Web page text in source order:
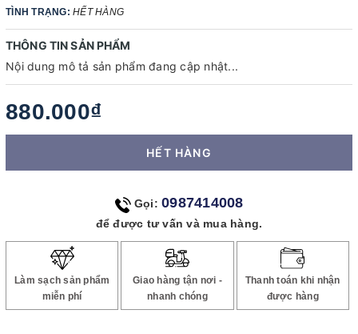
TÌNH TRẠNG: HẾT HÀNG
THÔNG TIN SẢN PHẨM
Nội dung mô tả sản phẩm đang cập nhật...
880.000₫
HẾT HÀNG
Gọi: 0987414008
để được tư vấn và mua hàng.
Làm sạch sản phẩm
miễn phí
Giao hàng tận nơi -
nhanh chóng
Thanh toán khi nhận
được hàng